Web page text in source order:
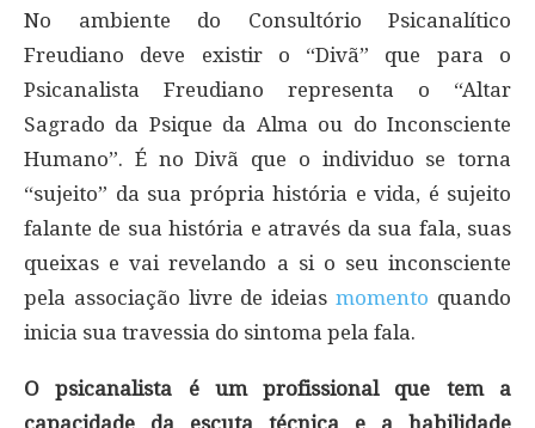
No ambiente do Consultório Psicanalítico
Freudiano deve existir o “Divã” que para o
Psicanalista Freudiano representa o “Altar
Sagrado da Psique da Alma ou do Inconsciente
Humano”. É no Divã que o individuo se torna
“sujeito” da sua própria história e vida, é sujeito
falante de sua história e através da sua fala, suas
queixas e vai revelando a si o seu inconsciente
pela associação livre de ideiasmomento quando
inicia sua travessia do sintoma pela fala.
O psicanalista é um profissional que tem a